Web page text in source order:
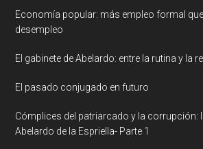
Economía popular: más empleo formal
desempleo
El gabinete de Abelardo: entre la rutina y la
El pasado conjugado en futuro
Cómplices del patriarcado y la corrupción:
Abelardo de la Espriella- Parte 1